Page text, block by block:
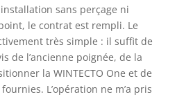
l'ouverture et la
fermeture à la
main restent
possibles -
Fermeture
intérieure avec clé
sans perçage ni
le contrat est rempli. Le
très simple : il suffit de
de l’ancienne poignée, de la
la WINTECTO One et de
L’opération ne m’a pris